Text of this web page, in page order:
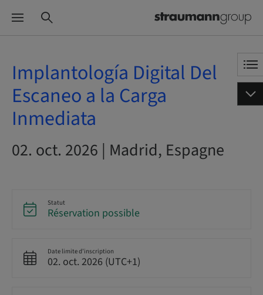
Implantología Digital Del
Escaneo a la Carga
Inmediata
02. oct. 2026 | Madrid, Espagne
Statut
Réservation possible
Date limite d’inscription
02. oct. 2026 (UTC+1)